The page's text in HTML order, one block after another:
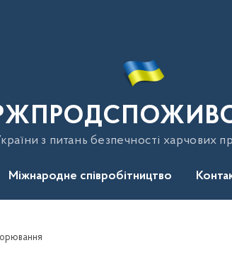
з питань безпечності харчових
Міжнародне співробітництво